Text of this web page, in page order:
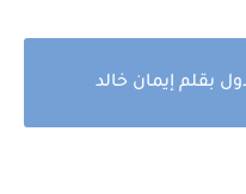
بقلم إيمان خالد